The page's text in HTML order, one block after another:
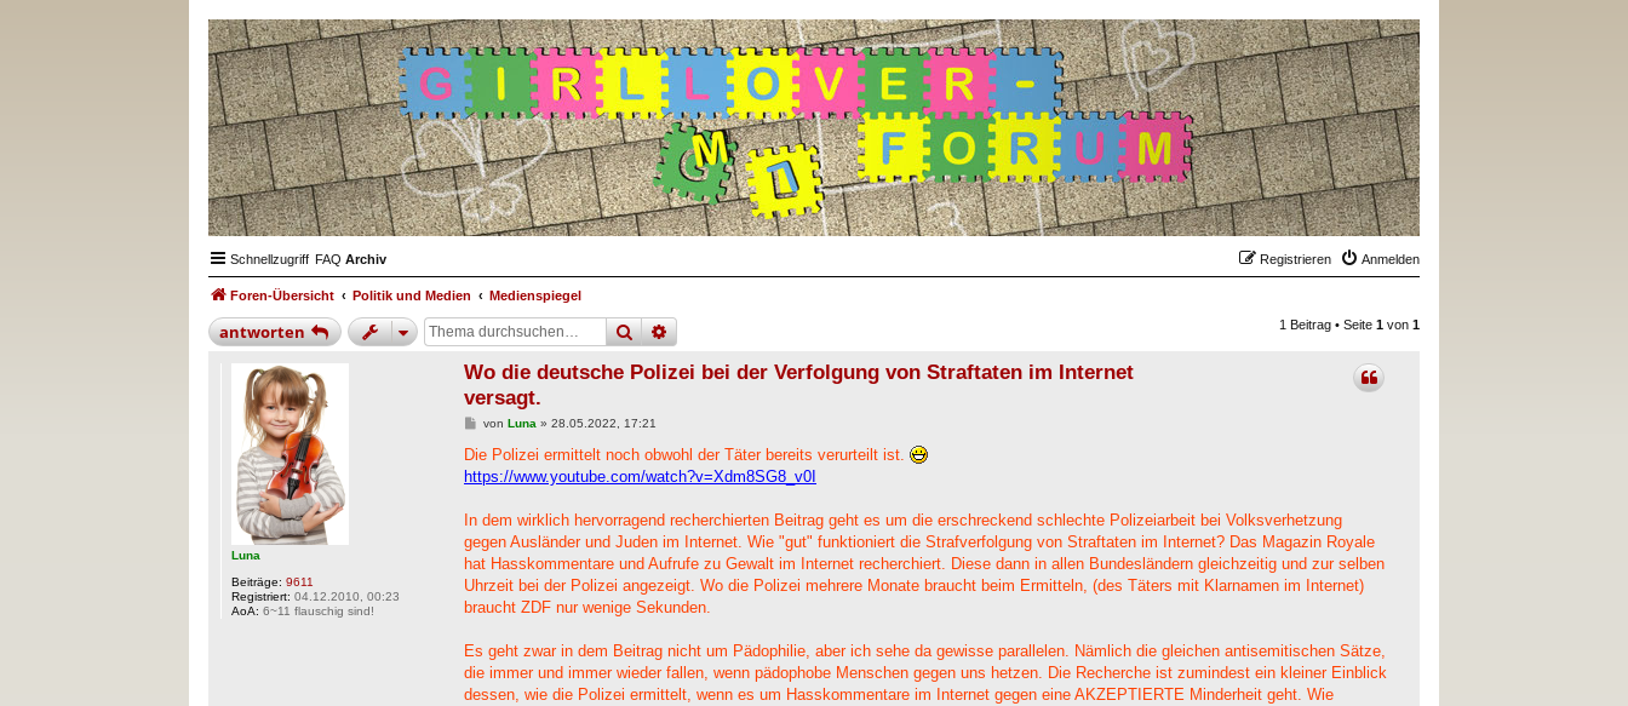
Schnellzugriff FAQ Archiv Anmelden
Registrieren
Foren-Übersicht Politik und Medien Medienspiegel
antworten sucheerweiterte 1 Beitrag • Seite 1 von 1
Luna
Beiträge: 9611
Registriert: 04.12.2010, 00:23
AoA: 6~11 flauschig sind!
Wo die deutsche Polizei bei der Verfolgung von Straftaten im Internet
versagt.
B
i
r
von Luna » 28.05.2022, 17:21
Die Polizei ermittelt noch obwohl der Täter bereits verurteilt ist.
https://www.youtube.com/watch?v=Xdm8SG8_v0I
In dem wirklich hervorragend recherchierten Beitrag geht es um die erschreckend schlechte Polizeiarbeit bei Volksverhetzung
gegen Ausländer und Juden im Internet. Wie "gut" funktioniert die Strafverfolgung von Straftaten im Internet? Das Magazin Royale
hat Hasskommentare und Aufrufe zu Gewalt im Internet recherchiert. Diese dann in allen Bundesländern gleichzeitig und zur selben
Uhrzeit bei der Polizei angezeigt. Wo die Polizei mehrere Monate braucht beim Ermitteln, (des Täters mit Klarnamen im Internet)
braucht ZDF nur wenige Sekunden.
Es geht zwar in dem Beitrag nicht um Pädophilie, aber ich sehe da gewisse parallelen. Nämlich die gleichen antisemitischen Sätze,
die immer und immer wieder fallen, wenn pädophobe Menschen gegen uns hetzen. Die Recherche ist zumindest ein kleiner Einblick
dessen, wie die Polizei ermittelt, wenn es um Hasskommentare im Internet gegen eine AKZEPTIERTE Minderheit geht. Wie